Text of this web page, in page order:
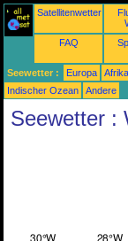
Satellitenwetter
FAQ
Seewetter : Europa Afrika
Indischer Ozean
Andere
Seewetter :